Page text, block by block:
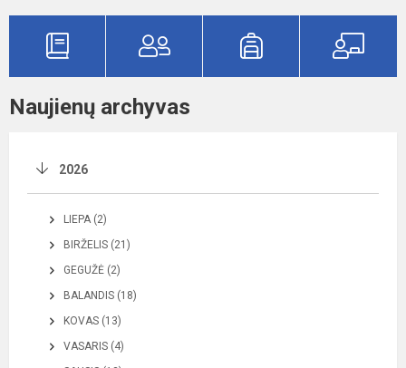
Naujienų archyvas
2026
LIEPA (2)
BIRŽELIS (21)
GEGUŽĖ (2)
BALANDIS (18)
KOVAS (13)
VASARIS (4)